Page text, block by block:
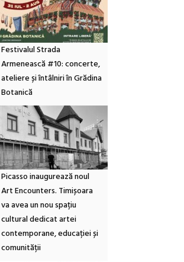
Festivalul Strada
Armenească #10: concerte,
ateliere și întâlniri în Grădina
Botanică
Picasso inaugurează noul
Art Encounters. Timișoara
va avea un nou spațiu
cultural dedicat artei
contemporane, educației și
comunității